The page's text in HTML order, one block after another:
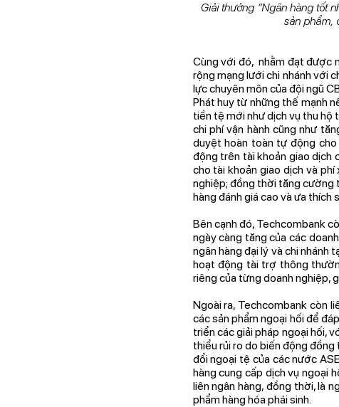
Giải thưởng “Ngân hàng tốt
sản phẩm,
Cùng với đó, nhằm đạt được
rộng mạng lưới chi nhánh với
lực chuyên môn của đội ngũ
Phát huy từ những thế mạnh
tiền tệ mới như dịch vụ thu hộ
chi phí vận hành cũng như
duyệt hoàn toàn tự động cho
động trên tài khoản giao dịch
cho tài khoản giao dịch và
nghiệp; đồng thời tăng cường
hàng đánh giá cao và ưa
Bên cạnh đó, Techcombank
ngày càng tăng của các
ngân hàng đại lý và chi nhánh
hoạt động tài trợ thông
riêng của từng doanh nghiệp,
Ngoài ra, Techcombank còn
các sản phẩm ngoại hối để
triển các giải pháp ngoại hối,
thiểu rủi ro do biến động đồng
đổi ngoại tệ của các nước
hàng cung cấp dịch vụ ngoại
liên ngân hàng, đồng thời, là
phẩm hàng hóa phái sinh.